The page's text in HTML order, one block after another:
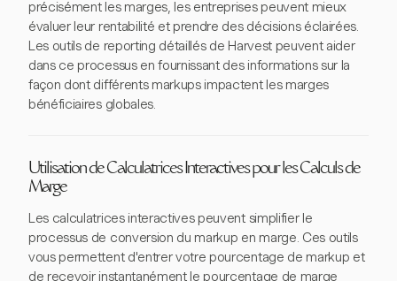
précisément les marges, les entreprises peuvent mieux
évaluer leur rentabilité et prendre des décisions éclairées.
Les outils de reporting détaillés de Harvest peuvent aider
dans ce processus en fournissant des informations sur la
façon dont différents markups impactent les marges
bénéficiaires globales.
Utilisation de Calculatrices Interactives pour les Calculs de
Marge
Les calculatrices interactives peuvent simplifier le
processus de conversion du markup en marge. Ces outils
vous permettent d'entrer votre pourcentage de markup et
de recevoir instantanément le pourcentage de marge